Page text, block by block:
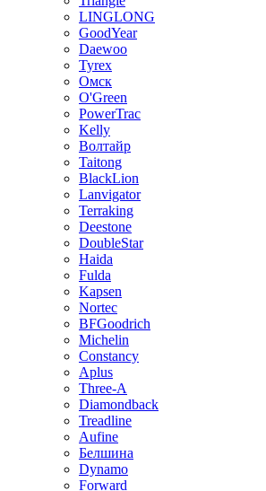
LINGLONG
GoodYear
Daewoo
Tyrex
Омск
O'Green
PowerTrac
Kelly
Волтайр
Taitong
BlackLion
Lanvigator
Terraking
Deestone
DoubleStar
Haida
Fulda
Kapsen
Nortec
BFGoodrich
Michelin
Constancy
Aplus
Three-A
Diamondback
Treadline
Aufine
Белшина
Dynamo
Forward